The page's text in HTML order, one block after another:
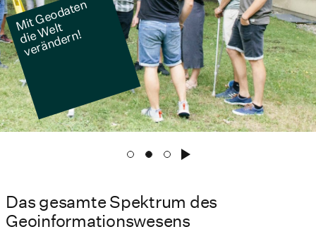
Mit
G
e
o
d
at
e
n
di
e
W
elt
v
e
r
ä
n
d
e
r
n!
Das gesamte Spektrum des
Geoinformations­wesens